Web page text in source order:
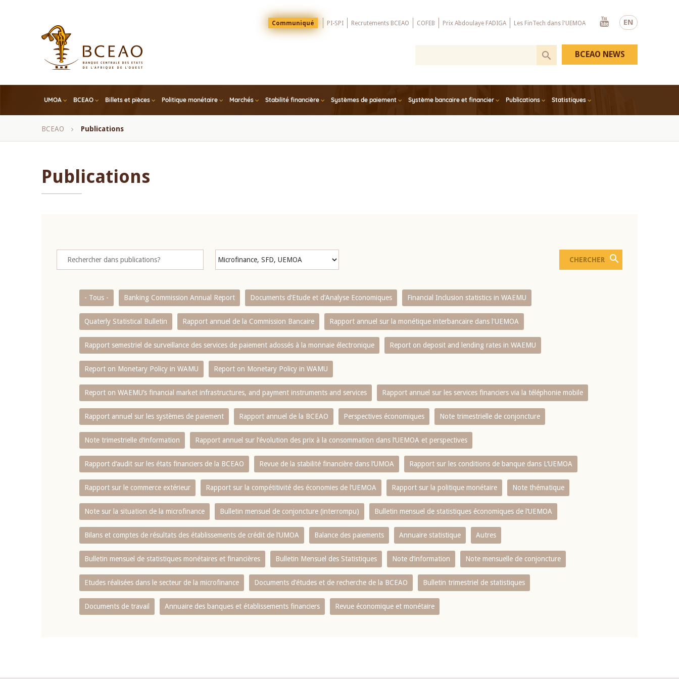
EN
Menu
Top
Communiqué PI-SPI Recrutements BCEAO COFEB Prix Abdoulaye FADIGA Les FinTech dans l'UEMOA
Youtube
UMOA BCEAO Billets et pièces Politique monétaire Marchés Stabilité financière Systèmes de paiement Système bancaire et financier Publications Statistiques
BCEAO NEWS
Fil
BCEAO Publications
Publications
- Tous - Banking Commission Annual Report Documents d’Etude et d’Analyse Economiques Financial Inclusion statistics in WAEMU
Quaterly Statistical Bulletin Rapport annuel de la Commission Bancaire Rapport annuel sur la monétique interbancaire dans l'UEMOA
Rapport semestriel de surveillance des services de paiement adossés à la monnaie électronique Report on deposit and lending rates in WAEMU
Report on Monetary Policy in WAMU Report on Monetary Policy in WAMU
Report on WAEMU’s financial market infrastructures, and payment instruments and services Rapport annuel sur les services financiers via la téléphonie mobile
Rapport annuel sur les systèmes de paiement Rapport annuel de la BCEAO Perspectives économiques Note trimestrielle de conjoncture
Note trimestrielle d‘information Rapport annuel sur l‘évolution des prix à la consommation dans l‘UEMOA et perspectives
Rapport d‘audit sur les états financiers de la BCEAO Revue de la stabilité financière dans l‘UMOA Rapport sur les conditions de banque dans L‘UEMOA
Rapport sur le commerce extérieur Rapport sur la compétitivité des économies de l‘UEMOA Rapport sur la politique monétaire Note thématique
Note sur la situation de la microfinance Bulletin mensuel de conjoncture (interrompu) Bulletin mensuel de statistiques économiques de l‘UEMOA
Bilans et comptes de résultats des établissements de crédit de l‘UMOA Balance des paiements Annuaire statistique Autres
Bulletin mensuel de statistiques monétaires et financières Bulletin Mensuel des Statistiques Note d’information Note mensuelle de conjoncture
Etudes réalisées dans le secteur de la microfinance Documents d’études et de recherche de la BCEAO Bulletin trimestriel de statistiques
Documents de travail Annuaire des banques et établissements financiers Revue économique et monétaire